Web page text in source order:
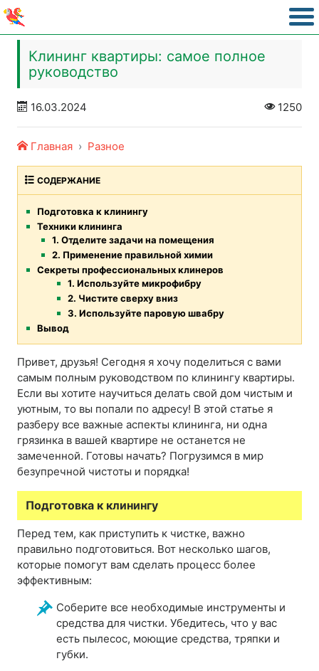
Клининг квартиры: самое полное
руководство
16.03.2024 1250
Главная Разное
СОДЕРЖАНИЕ
Подготовка к клинингу
Техники клининга
1. Отделите задачи на помещения
2. Применение правильной химии
Секреты профессиональных клинеров
1. Используйте микрофибру
2. Чистите сверху вниз
3. Используйте паровую швабру
Вывод
Привет, друзья! Сегодня я хочу поделиться с вами
самым полным руководством по клинингу квартиры.
Если вы хотите научиться делать свой дом чистым и
уютным, то вы попали по адресу! В этой статье я
разберу все важные аспекты клининга, ни одна
грязинка в вашей квартире не останется не
замеченной. Готовы начать? Погрузимся в мир
безупречной чистоты и порядка!
Подготовка к клинингу
Перед тем, как приступить к чистке, важно
правильно подготовиться. Вот несколько шагов,
которые помогут вам сделать процесс более
эффективным:
Соберите все необходимые инструменты и
средства для чистки. Убедитесь, что у вас
есть пылесос, моющие средства, тряпки и
губки.